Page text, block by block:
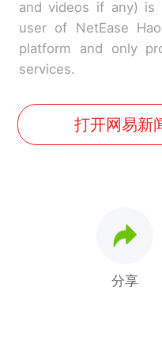
and videos if any) is
user of NetEase
platform and only
services.
打开网易新
分享